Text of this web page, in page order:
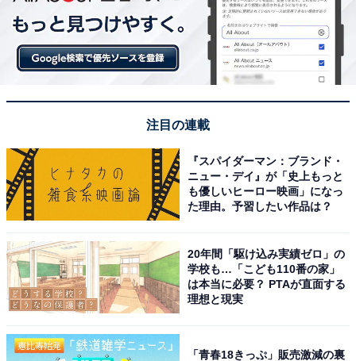
注目の連載
『スパイダーマン：ブランド・
ニュー・デイ』が「史上もっと
も優しいヒーロー映画」になっ
た理由。予習したい作品は？
20年間「駆け込み実績ゼロ」の
学校も…「こども110番の家」
は本当に必要？ PTAが直面する
理想と現実
「青春18きっぷ」販売激減の裏